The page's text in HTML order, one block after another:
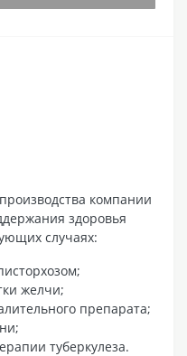
компании
здоровья
случаях:
желчи;
препарата;
туберкулеза.